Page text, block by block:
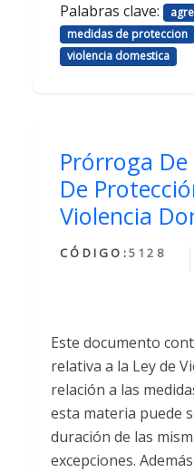
Palabras clave:
medidas de proteccion
violencia domestica
Prórroga
De
Violencia
CÓDIGO:5128
Este documento
relativa a la Ley de
relación a las
esta materia puede
duración de las
excepciones.